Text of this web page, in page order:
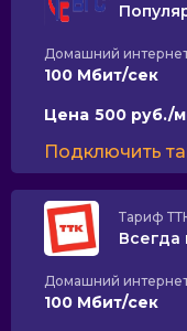
Домашний
100 Мбит/сек
Цена 500 руб./
Подключить
Тариф
Всегда
Домашний
100 Мбит/сек